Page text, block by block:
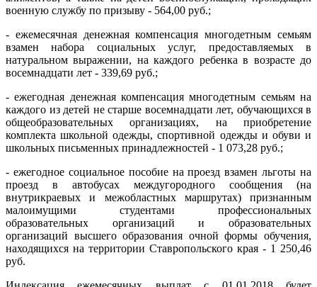
военную службу по призыву - 564,00 руб.;
- ежемесячная денежная компенсация многодетным семьям
взамен набора социальных услуг, предоставляемых в
натуральном выражении, на каждого ребенка в возрасте до
восемнадцати лет - 339,69 руб.;
- ежегодная денежная компенсация многодетным семьям на
каждого из детей не старше восемнадцати лет, обучающихся в
общеобразовательных организациях, на приобретение
комплекта школьной одежды, спортивной одежды и обуви и
школьных письменных принадлежностей - 1 073,28 руб.;
- ежегодное социальное пособие на проезд взамен льготы на
проезд в автобусах междугородного сообщения (на
внутрикраевых и межобластных маршрутах) признанным
малоимущими студентами профессиональных
образовательных организаций и образовательных
организаций высшего образования очной формы обучения,
находящихся на территории Ставропольского края - 1 250,46
руб.